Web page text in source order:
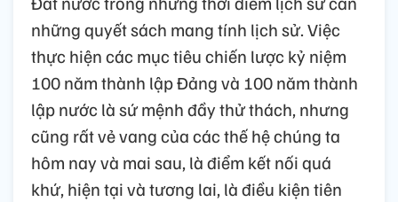
những quyết sách mang tính lịch sử. Việc
thực hiện các mục tiêu chiến lược kỷ niệm
100 năm thành lập Đảng và 100 năm thành
lập nước là sứ mệnh đầy thử thách, nhưng
cũng rất vẻ vang của các thế hệ chúng ta
hôm nay và mai sau, là điểm kết nối quá
khứ, hiện tại và tương lai, là điều kiện tiên